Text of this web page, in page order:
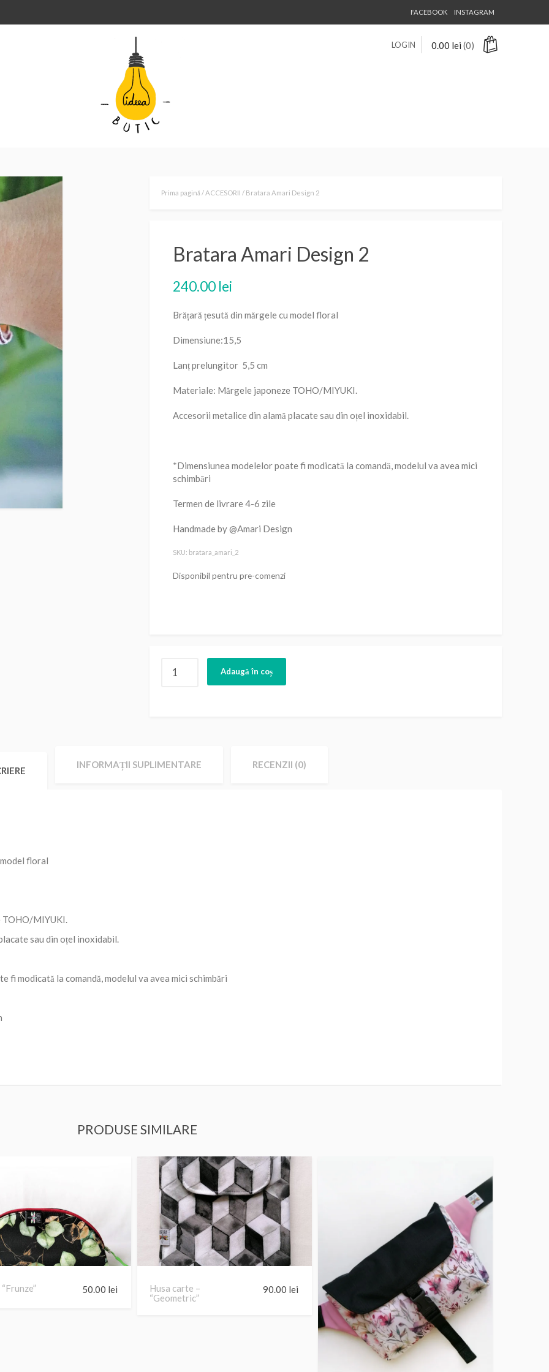
FACEBOOK INSTAGRAM
0.00 lei (0)
LOGIN
Prima pagină /ACCESORII / Bratara Amari Design 2
Bratara Amari Design 2
240.00 lei
Brățară țesută din mărgele cu model floral
Dimensiune:15,5
Lanț prelungitor 5,5 cm
Materiale: Mărgele japoneze TOHO/MIYUKI.
Accesorii metalice din alamă placate sau din oțel inoxidabil.
*Dimensiunea modelelor poate fi modicată la comandă, modelul va avea mici
schimbări
Termen de livrare 4-6 zile
Handmade by @Amari Design
SKU: bratara_amari_2
Disponibil pentru pre-comenzi
Bratara
Adaugă în coș
INFORMAȚII SUPLIMENTARE RECENZII (0)
floral
MIYUKI.
sau din oțel inoxidabil.
fi modicată la comandă, modelul va avea mici schimbări
PRODUSE SIMILARE
50.00 lei
Husa carte –
“Geometric”
90.00 lei